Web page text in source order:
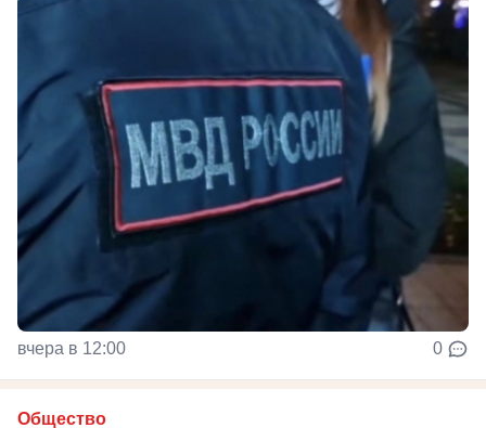
вчера в 12:00 0
Общество